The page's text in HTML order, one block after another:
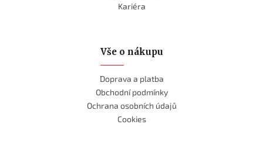
Kariéra
Vše o nákupu
Doprava a platba
Obchodní podmínky
Ochrana osobních údajů
Cookies